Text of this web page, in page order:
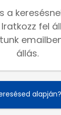
a
fel
állás.
alapján?